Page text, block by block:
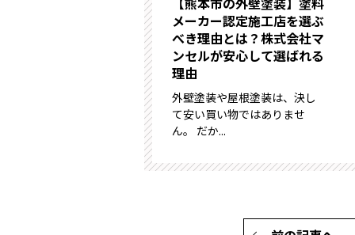
メーカー認定施工店を選ぶ
べき理由とは？株式会社マ
ンセルが安心して選ばれる
理由
外壁塗装や屋根塗装は、決し
て安い買い物ではありませ
ん。 だか...